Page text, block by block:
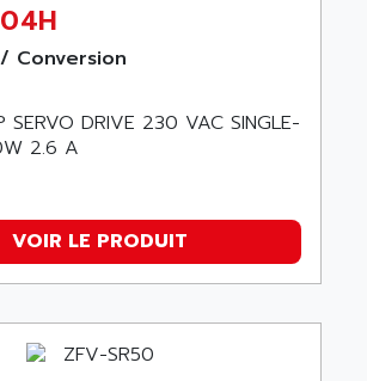
Conversion
SERVO DRIVE 230 VAC SINGLE-
2.6 A
VOIR LE PRODUIT